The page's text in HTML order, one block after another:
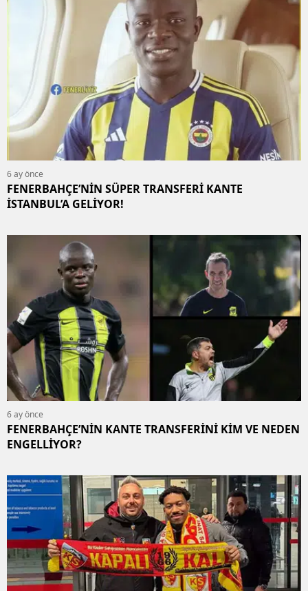
6 ay önce
FENERBAHÇE’NİN SÜPER TRANSFERİ KANTE
İSTANBUL’A GELİYOR!
6 ay önce
FENERBAHÇE’NİN KANTE TRANSFERİNİ KİM VE NEDEN
ENGELLİYOR?